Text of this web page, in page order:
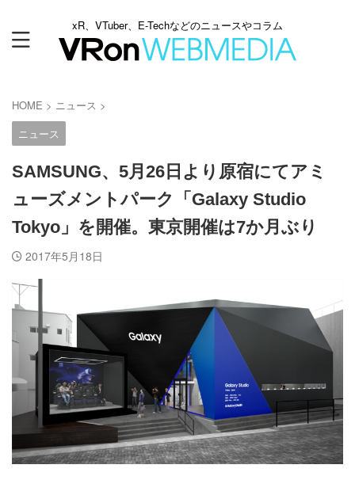
xR、VTuber、E-Techなどのニュースやコラム
HOME > ニュース >
ニュース
SAMSUNG、5月26日より原宿にてアミ
ューズメントパーク「Galaxy Studio
Tokyo」を開催。東京開催は7か月ぶり
2017年5月18日